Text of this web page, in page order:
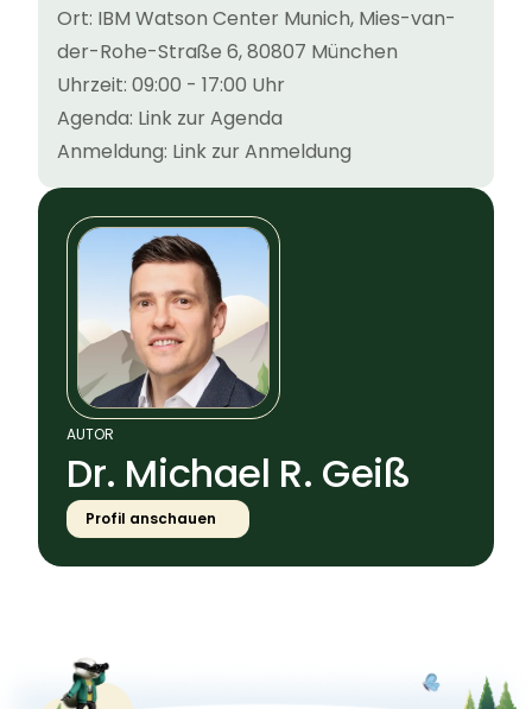
Ort: IBM Watson Center Munich, Mies-van-
der-Rohe-Straße 6, 80807 München
Uhrzeit: 09:00 - 17:00 Uhr
Agenda: Link zur Agenda
Anmeldung: Link zur Anmeldung
AUTOR
Dr. Michael R. Geiß
Profil anschauen